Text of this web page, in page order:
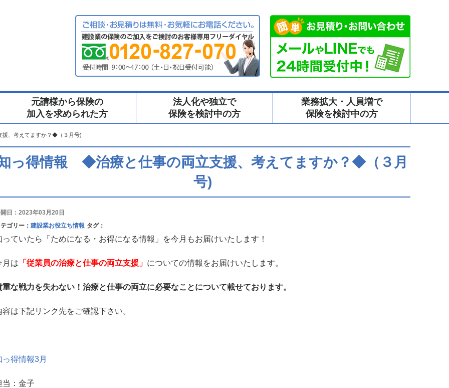
元請様から保険の
加入を求められた方
法人化や独立で
保険を検討中の方
業務拡大・人員増で
保険を検討中の方
、考えてますか？◆（３月号)
っ得情報 ◆治療と仕事の両立支援、考えてますか？◆（３月
号)
日：2023年03月20日
ゴリー： 建設業お役立ち情報 タグ：
っていたら「ためになる・お得になる情報」を今月もお届けいたします！
月は 「従業員の治療と仕事の両立支援」 についての情報をお届けいたします。
重な戦力を失わない！治療と仕事の両立に必要なことについて載せております。
容は下記リンク先をご確認下さい。
っ得情報3月
当：金子